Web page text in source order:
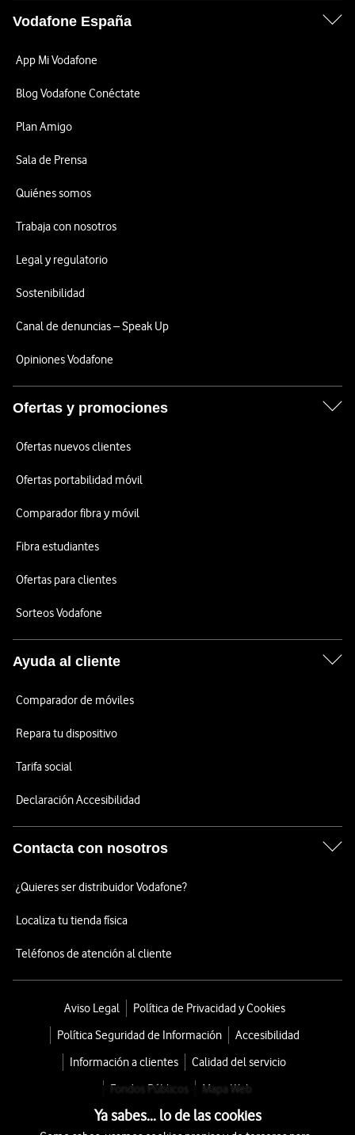
Vodafone España
App Mi Vodafone
Blog Vodafone Conéctate
Plan Amigo
Sala de Prensa
Quiénes somos
Trabaja con nosotros
Legal y regulatorio
Sostenibilidad
Canal de denuncias – Speak Up
Opiniones Vodafone
Ofertas y promociones
Ofertas nuevos clientes
Ofertas portabilidad móvil
Comparador fibra y móvil
Fibra estudiantes
Ofertas para clientes
Sorteos Vodafone
Ayuda al cliente
Comparador de móviles
Repara tu dispositivo
Tarifa social
Declaración Accesibilidad
Contacta con nosotros
¿Quieres ser distribuidor Vodafone?
Localiza tu tienda física
Teléfonos de atención al cliente
Aviso Legal
Política de Privacidad y Cookies
Política Seguridad de Información
Accesibilidad
Información a clientes
Calidad del servicio
Fondos Públicos
Mapa Web
Ya sabes... lo de las cookies